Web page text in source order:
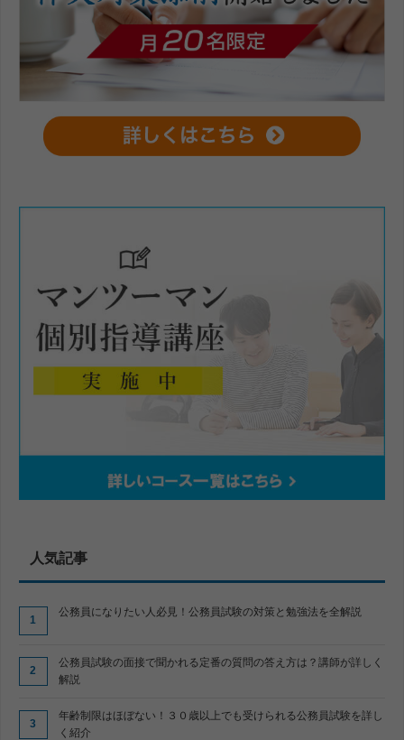
人気記事
公務員になりたい人必見！公務員試験の対策と勉強法を全解説
公務員試験の面接で聞かれる定番の質問の答え方は？講師が詳しく
解説
年齢制限はほぼない！３０歳以上でも受けられる公務員試験を詳し
く紹介